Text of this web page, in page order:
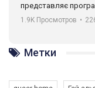
представляє
насильству проти
Ми просимо вашої
програму з
відео.
1.9K Просмотров •
Метки